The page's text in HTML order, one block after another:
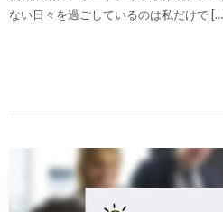
ない日々を過ごしているのは私だけで